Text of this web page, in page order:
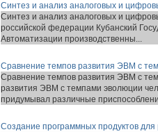
Синтез и анализ аналоговых и
Синтез и анализ аналоговых и
российской федерации Кубанский
Автоматизации производственны...
Сравнение темпов развития ЭВМ с
Сравнение темпов развития ЭВМ с
развития ЭВМ с темпами эволюции
придумывал различные
Создание программных продуктов